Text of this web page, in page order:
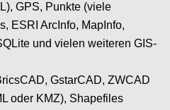
GPS, Punkte (viele
ESRI ArcInfo, MapInfo,
und vielen weiteren GIS-
GstarCAD, ZWCAD
oder KMZ), Shapefiles